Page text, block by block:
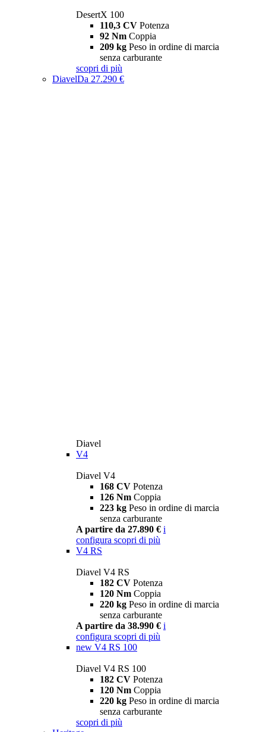
DesertX 100
110,3 CV Potenza
92 Nm Coppia
209 kg Peso in ordine di marcia
senza carburante
scopri di più
DiavelDa 27.290 €
Diavel
V4
Diavel V4
168 CV Potenza
126 Nm Coppia
223 kg Peso in ordine di marcia
senza carburante
A partire da 27.890 € i
configura scopri di più
V4 RS
Diavel V4 RS
182 CV Potenza
120 Nm Coppia
220 kg Peso in ordine di marcia
senza carburante
A partire da 38.990 € i
configura scopri di più
new V4 RS 100
Diavel V4 RS 100
182 CV Potenza
120 Nm Coppia
220 kg Peso in ordine di marcia
senza carburante
scopri di più